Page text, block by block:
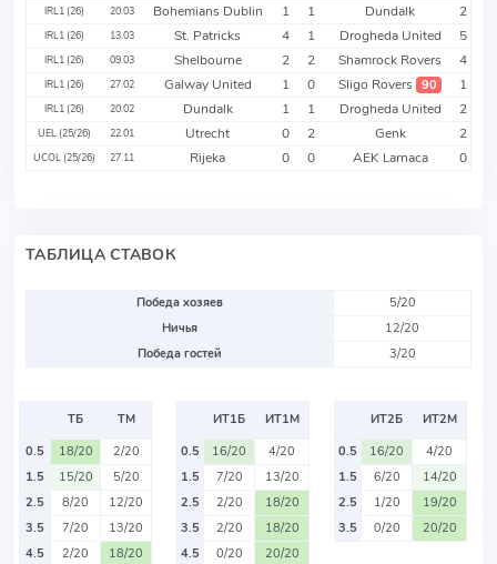
IRL1 (26) 20.03 Bohemians Dublin 1 1 Dundalk 2
IRL1 (26) 13.03 St. Patricks 4 1 Drogheda United 5
IRL1 (26) 09.03 Shelbourne 2 2 Shamrock Rovers 4
IRL1 (26) 27.02 Galway United 1 0 Sligo Rovers 90 1
IRL1 (26) 20.02 Dundalk 1 1 Drogheda United 2
UEL (25/26) 22.01 Utrecht 0 2 Genk 2
UCOL (25/26) 27.11 Rijeka 0 0 AEK Larnaca 0
ТАБЛИЦА СТАВОК
Победа хозяев
5/20
Ничья
12/20
Победа гостей
3/20
ТБ
ТМ
0.5
18/20
2/20
1.5
15/20
5/20
2.5
8/20
12/20
3.5
7/20
13/20
4.5
2/20
18/20
ИТ1Б
ИТ1М
0.5
16/20
4/20
1.5
7/20
13/20
2.5
2/20
18/20
3.5
2/20
18/20
4.5
0/20 20/20
ИТ2Б
ИТ2М
0.5
16/20
4/20
1.5
6/20
14/20
2.5
1/20
19/20
3.5
0/20 20/20